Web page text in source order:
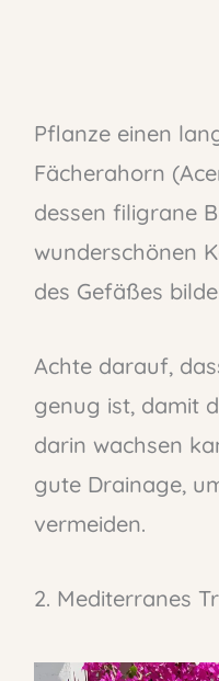
Pflanze einen
Fächerahorn
dessen filigrane
wunderschönen
des Gefäßes
Achte darauf,
genug ist, damit
darin wachsen
gute Drainage,
vermeiden.
2. Mediterranes